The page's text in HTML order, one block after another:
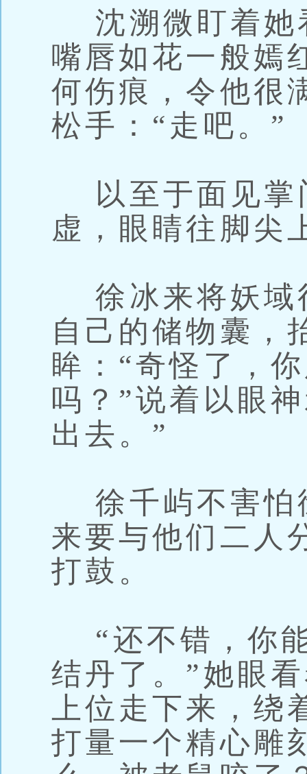
沈溯微盯着她
嘴唇如花一般嫣
何伤痕，令他很
松手：“走吧。”
以至于面见掌
虚，眼睛往脚尖
徐冰来将妖域
自己的储物囊，
眸：“奇怪了，
吗？”说着以眼
出去。”
徐千屿不害怕
来要与他们二人
打鼓。
“还不错，你
结丹了。”她眼
上位走下来，
打量一个精心雕